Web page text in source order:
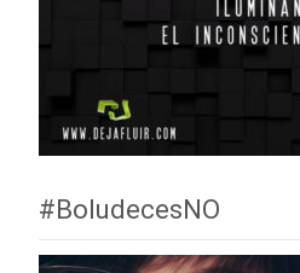
#BoludecesNO